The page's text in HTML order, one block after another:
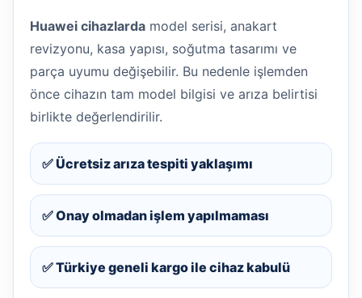
Huawei cihazlarda model serisi, anakart
revizyonu, kasa yapısı, soğutma tasarımı ve
parça uyumu değişebilir. Bu nedenle işlemden
önce cihazın tam model bilgisi ve arıza belirtisi
birlikte değerlendirilir.
✅ Ücretsiz arıza tespiti yaklaşımı
✅ Onay olmadan işlem yapılmaması
✅ Türkiye geneli kargo ile cihaz kabulü